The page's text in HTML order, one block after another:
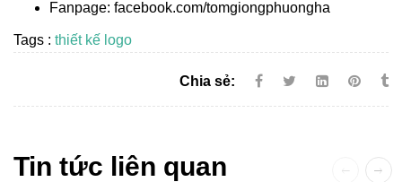
Fanpage: facebook.com/tomgiongphuongha
Tags : thiết kế logo
Chia sẻ:
Tin tức liên quan